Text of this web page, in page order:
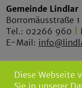
Gemeinde Lindlar
Borromäusstraße 1
Tel.: 02266 960
E-Mail:
lindlar-tourismus.de
Diese Webseite
Sie in unserer